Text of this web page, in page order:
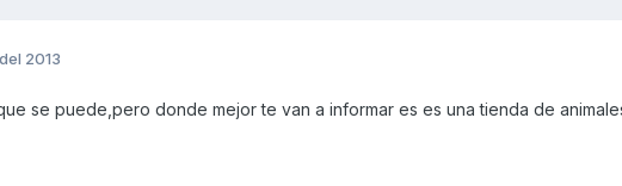
2013
se puede,pero donde mejor te van a informar es es una tienda de